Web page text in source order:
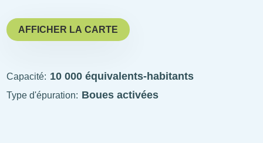
AFFICHER LA CARTE
visitable
Capacité 10 000 équivalents-habitants
Type d'épuration Boues activées